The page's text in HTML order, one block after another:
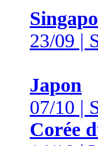
23/09 |
Japon
07/10 |
Corée